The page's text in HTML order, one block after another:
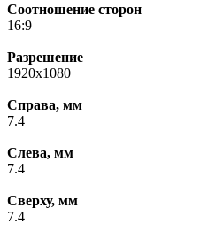
Соотношение сторон
16:9
Разрешение
1920x1080
Справа, мм
7.4
Слева, мм
7.4
Сверху, мм
7.4